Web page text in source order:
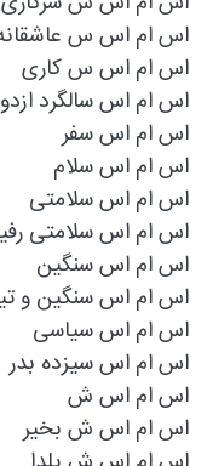
اس ام اس س
اس ام اس س کاری
اس ام اس سالگرد
اس ام اس سفر
اس ام اس سلام
اس ام اس سلامتی
اس ام اس سلامتی
اس ام اس سنگین
اس ام اس سنگین و
اس ام اس سیاسی
اس ام اس سیزده بدر
اس ام اس ش
اس ام اس ش بخیر